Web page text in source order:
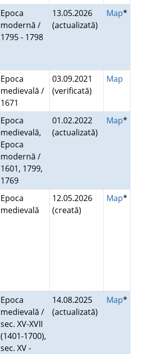
Epoca
modernă /
1795 - 1798
13.05.2026
(actualizată)
Map*
Epoca
medievală /
1671
03.09.2021
(verificată)
Map
Epoca
medievală,
Epoca
modernă /
1601, 1799,
1769
01.02.2022
(actualizată)
Map*
Epoca
medievală
12.05.2026
(creată)
Map*
Epoca
medievală /
sec. XV-XVII
(1401-1700),
sec. XV -
14.08.2025
(actualizată)
Map*